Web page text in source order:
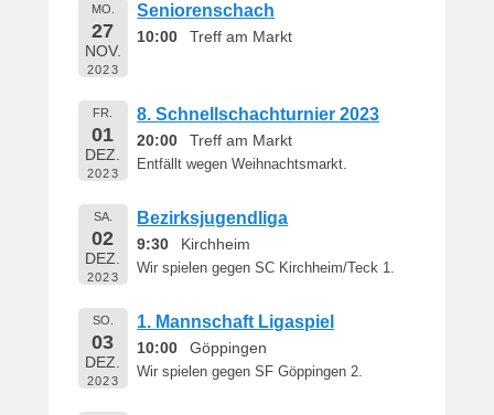
MO.
27
NOV.
2023
Seniorenschach
10:00 Treff am Markt
FR.
01
DEZ.
2023
8. Schnellschachturnier 2023
20:00 Treff am Markt
Entfällt wegen Weihnachtsmarkt.
SA.
02
DEZ.
2023
Bezirksjugendliga
9:30 Kirchheim
Wir spielen gegen SC Kirchheim/Teck 1.
SO.
03
DEZ.
2023
1. Mannschaft Ligaspiel
10:00 Göppingen
Wir spielen gegen SF Göppingen 2.